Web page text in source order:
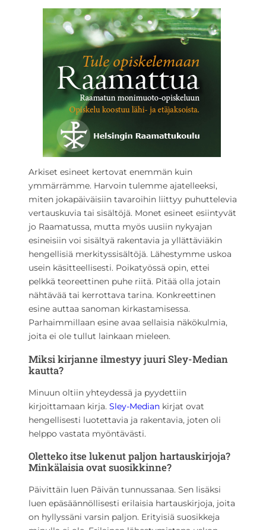
Arkiset esineet kertovat enemmän kuin
ymmärrämme. Harvoin tulemme ajatelleeksi,
miten jokapäiväisiin tavaroihin liittyy puhuttelevia
vertauskuvia tai sisältöjä. Monet esineet esiintyvät
jo Raamatussa, mutta myös uusiin nykyajan
esineisiin voi sisältyä rakentavia ja yllättäviäkin
hengellisiä merkityssisältöjä. Lähestymme uskoa
usein käsitteellisesti. Poikatyössä opin, ettei
pelkkä teoreettinen puhe riitä. Pitää olla jotain
nähtävää tai kerrottava tarina. Konkreettinen
esine auttaa sanoman kirkastamisessa.
Parhaimmillaan esine avaa sellaisia näkökulmia,
joita ei ole tullut lainkaan mieleen.
Miksi kirjanne ilmestyy juuri Sley-Median
kautta?
Minuun oltiin yhteydessä ja pyydettiin
kirjoittamaan kirja. Sley-Median kirjat ovat
hengellisesti luotettavia ja rakentavia, joten oli
helppo vastata myöntävästi.
Oletteko itse lukenut paljon hartauskirjoja?
Minkälaisia ovat suosikkinne?
Päivittäin luen Päivän tunnussanaa. Sen lisäksi
luen epäsäännöllisesti erilaisia hartauskirjoja, joita
on hyllyssäni varsin paljon. Erityisiä suosikkeja